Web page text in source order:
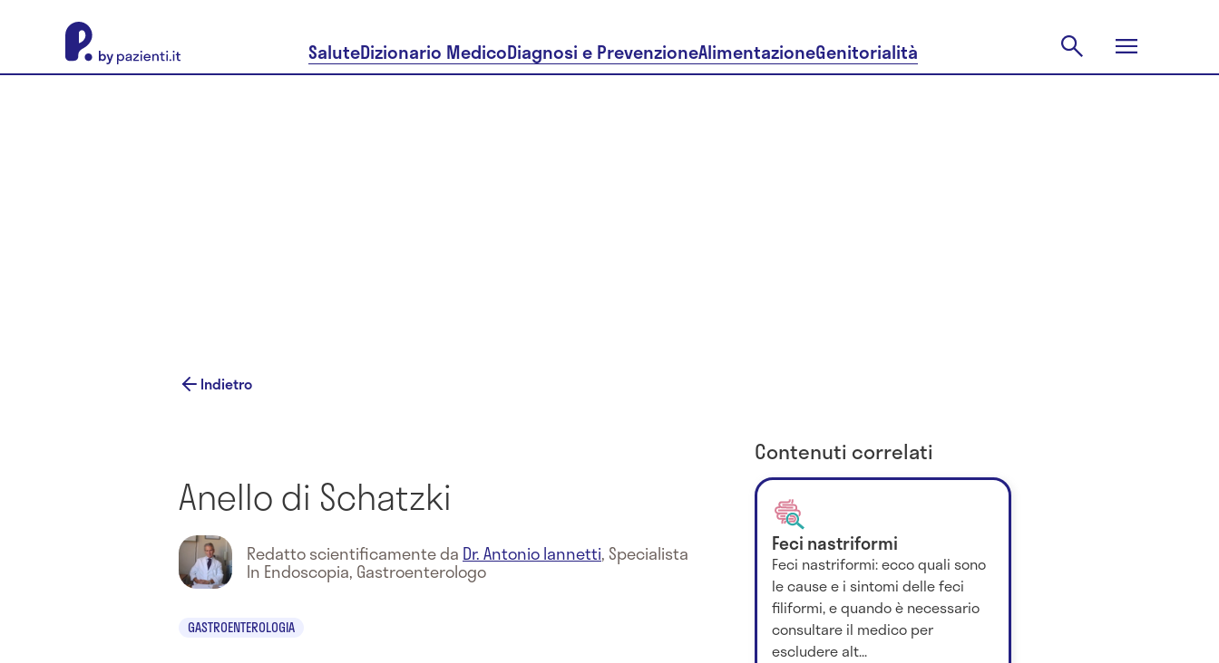
SaluteDizionario MedicoDiagnosi e PrevenzioneAlimentazioneGenitorialità
Indietro
Anello di Schatzki
Redatto scientificamente da Dr. Antonio Iannetti, Specialista
In Endoscopia, Gastroenterologo
GASTROENTEROLOGIA
Contenuti correlati
Feci nastriformi
Feci nastriformi: ecco quali sono
le cause e i sintomi delle feci
filiformi, e quando è necessario
consultare il medico per
escludere alt...